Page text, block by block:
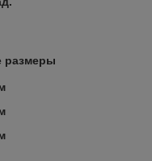
размеры